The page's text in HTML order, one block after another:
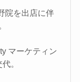
院を出店に伴
マーケティン
。